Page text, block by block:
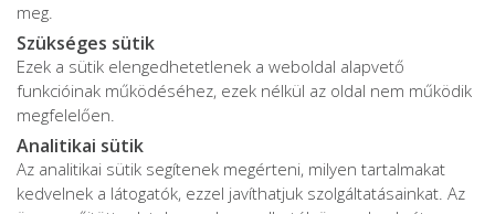
Adatkezelési tájékoztató
Adatvédelmi tájékoztató
Impresszum
Karrier
meg.
Szükséges sütik
Ezek a sütik elengedhetetlenek a weboldal alapvető
funkcióinak működéséhez, ezek nélkül az oldal nem működik
megfelelően.
Analitikai sütik
Az analitikai sütik segítenek megérteni, milyen tartalmakat
kedvelnek a látogatók, ezzel javíthatjuk szolgáltatásainkat. Az